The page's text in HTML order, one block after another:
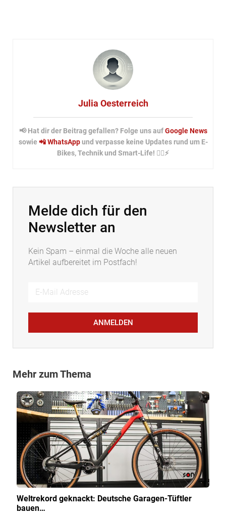
Julia Oesterreich
📢 Hat dir der Beitrag gefallen? Folge uns aufGoogle News
sowie 📲 WhatsAppund verpasse keine Updates rund um E-
Bikes, Technik und Smart-Life! 🚴‍♂️⚡
Melde dich für den
Newsletter an
Kein Spam – einmal die Woche alle neuen
Artikel aufbereitet im Postfach!
ANMELDEN
Mehr zum Thema
Weltrekord geknackt: Deutsche Garagen-Tüftler
bauen…